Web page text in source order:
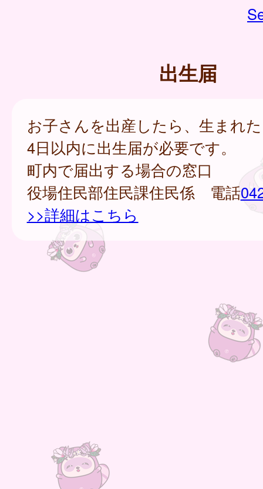
出生届
お子さんを出産したら、生まれ
4日以内に出生届が必要です。
町内で届出する場合の窓口
役場住民部住民課住民係 電話
>>詳細はこちら